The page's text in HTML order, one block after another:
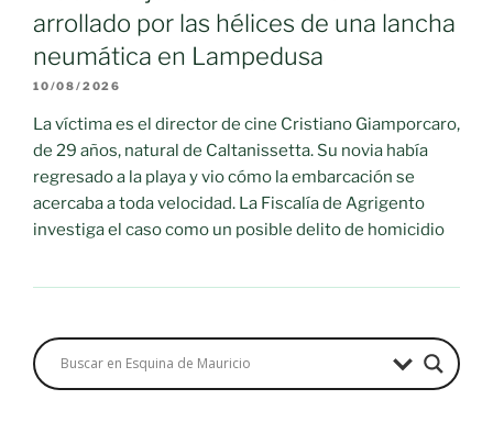
arrollado por las hélices de una lancha
neumática en Lampedusa
10/08/2026
La víctima es el director de cine Cristiano Giamporcaro,
de 29 años, natural de Caltanissetta. Su novia había
regresado a la playa y vio cómo la embarcación se
acercaba a toda velocidad. La Fiscalía de Agrigento
investiga el caso como un posible delito de homicidio